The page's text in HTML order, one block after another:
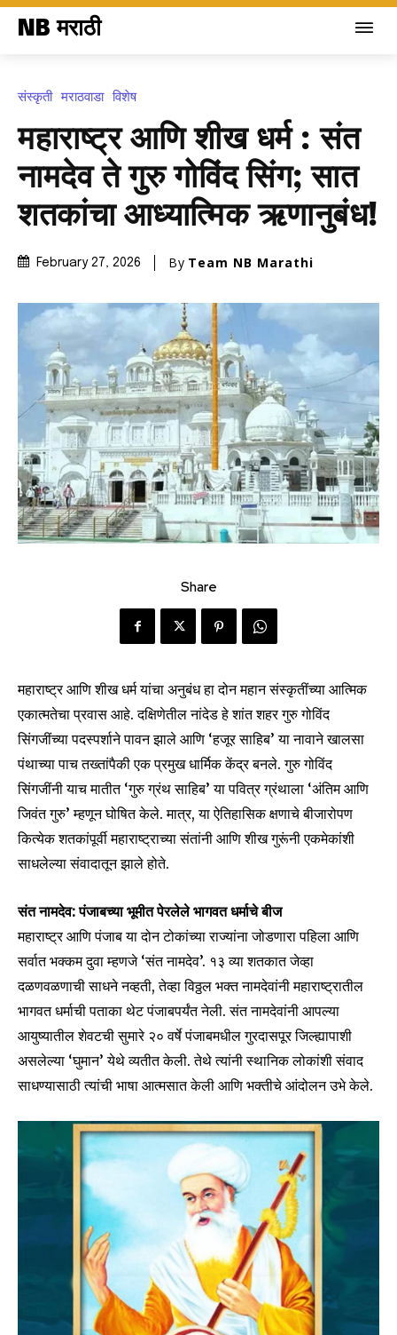
NB मराठी
संस्कृती मराठवाडा विशेष
महाराष्ट्र आणि शीख धर्म : संत
नामदेव ते गुरु गोविंद सिंग; सात
शतकांचा आध्यात्मिक ऋणानुबंध!
February 27, 2026 By Team NB Marathi
Share
महाराष्ट्र आणि शीख धर्म यांचा अनुबंध हा दोन महान संस्कृतींच्या आत्मिक
एकात्मतेचा प्रवास आहे. दक्षिणेतील नांदेड हे शांत शहर गुरु गोविंद
सिंगजींच्या पदस्पर्शाने पावन झाले आणि ‘हजूर साहिब’ या नावाने खालसा
पंथाच्या पाच तख्तांपैकी एक प्रमुख धार्मिक केंद्र बनले. गुरु गोविंद
सिंगजींनी याच मातीत ‘गुरु ग्रंथ साहिब’ या पवित्र ग्रंथाला ‘अंतिम आणि
जिवंत गुरु’ म्हणून घोषित केले. मात्र, या ऐतिहासिक क्षणाचे बीजारोपण
कित्येक शतकांपूर्वी महाराष्ट्राच्या संतांनी आणि शीख गुरूंनी एकमेकांशी
साधलेल्या संवादातून झाले होते.
संत नामदेव: पंजाबच्या भूमीत पेरलेले भागवत धर्माचे बीज
महाराष्ट्र आणि पंजाब या दोन टोकांच्या राज्यांना जोडणारा पहिला आणि
सर्वात भक्कम दुवा म्हणजे ‘संत नामदेव’. १३ व्या शतकात जेव्हा
दळणवळणाची साधने नव्हती, तेव्हा विठ्ठल भक्त नामदेवांनी महाराष्ट्रातील
भागवत धर्माची पताका थेट पंजाबपर्यंत नेली. संत नामदेवांनी आपल्या
आयुष्यातील शेवटची सुमारे २० वर्षे पंजाबमधील गुरदासपूर जिल्ह्यापाशी
असलेल्या ‘घुमान’ येथे व्यतीत केली. तेथे त्यांनी स्थानिक लोकांशी संवाद
साधण्यासाठी त्यांची भाषा आत्मसात केली आणि भक्तीचे आंदोलन उभे केले.